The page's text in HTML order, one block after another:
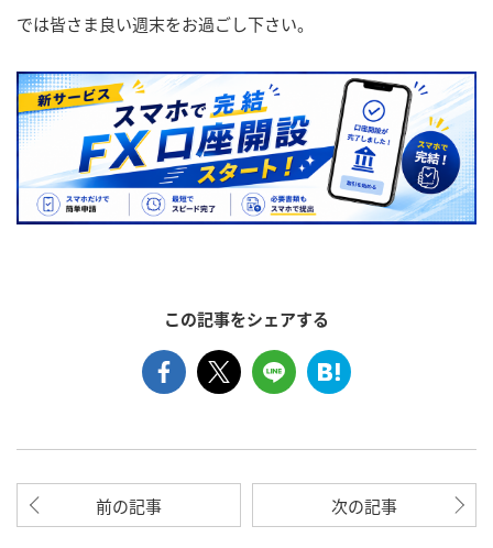
では皆さま良い週末をお過ごし下さい。
この記事をシェアする
前の記事 次の記事